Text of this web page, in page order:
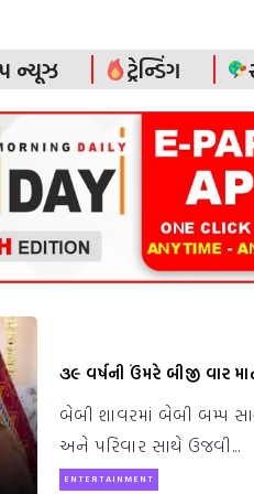
ન્યૂઝ ટ્રેન્ડિંગ
૩૯ વર્ષની ઉંમરે બીજી વાર
બેબી શાવરમાં બેબી બમ્પ
અને પરિવાર સાથે ઉજવી...
ENTERTAINMENT